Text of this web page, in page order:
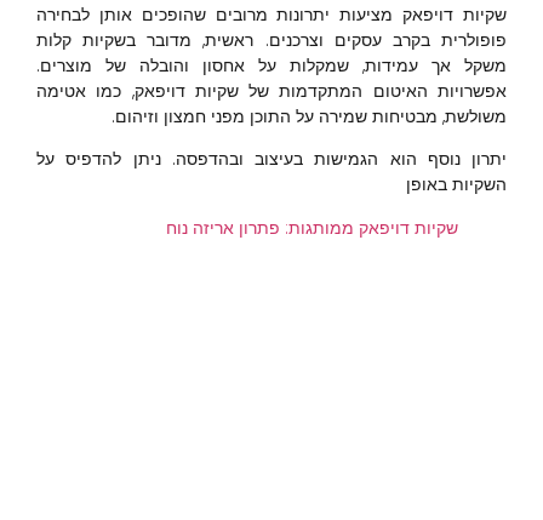
שקיות דויפאק מציעות יתרונות מרובים שהופכים אותן לבחירה
פופולרית בקרב עסקים וצרכנים. ראשית, מדובר בשקיות קלות
משקל אך עמידות, שמקלות על אחסון והובלה של מוצרים.
אפשרויות האיטום המתקדמות של שקיות דויפאק, כמו אטימה
משולשת, מבטיחות שמירה על התוכן מפני חמצון וזיהום.
יתרון נוסף הוא הגמישות בעיצוב ובהדפסה. ניתן להדפיס על
השקיות באופן
שקיות דויפאק ממותגות: פתרון אריזה נוח